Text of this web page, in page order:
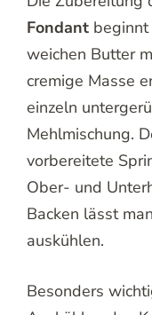
Fondant
weichen Butter
cremige Masse
einzeln
Mehlmischung.
vorbereitete
Ober- und
Backen lässt
auskühlen.
Besonders